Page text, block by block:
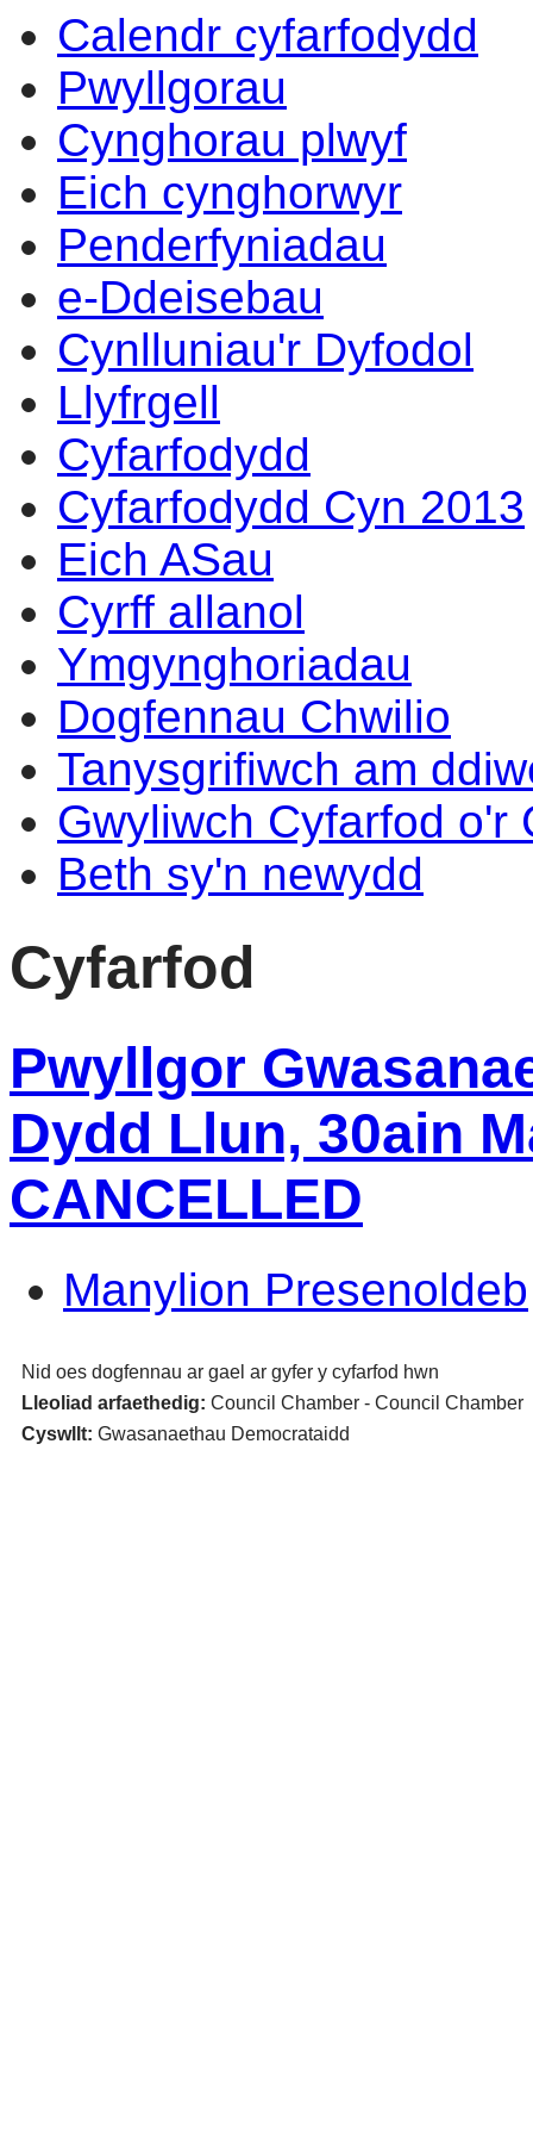
Calendr cyfarfodydd
Pwyllgorau
Cynghorau plwyf
Eich cynghorwyr
Penderfyniadau
e-Ddeisebau
Cynlluniau'r Dyfodol
Llyfrgell
Cyfarfodydd
Cyfarfodydd Cyn 2013
Eich ASau
Cyrff allanol
Ymgynghoriadau
Dogfennau Chwilio
Tanysgrifiwch am
Gwyliwch Cyfarfod o'r
Beth sy'n newydd
Cyfarfod
Pwyllgor
Dydd Llun, 30ain
CANCELLED
Manylion Presenoldeb
Nid oes dogfennau ar gael ar gyfer y cyfarfod hwn
Lleoliad arfaethedig: Council Chamber - Council Chamber
Cyswllt: Gwasanaethau Democrataidd